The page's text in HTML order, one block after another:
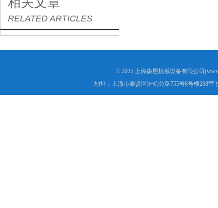
RELATED ARTICLES
© 2025 上海森层机械设备有限公司
地址：上海市奉贤区沪杭公路755号8号楼208室